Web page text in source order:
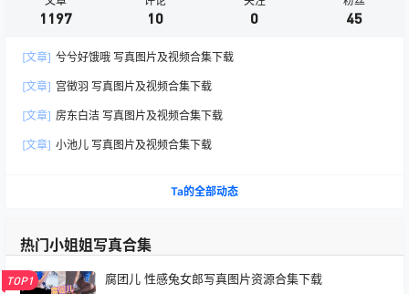
1197 10 0 45
[文章] 兮兮好饿哦 写真图片及视频合集下载
[文章] 宫徵羽 写真图片及视频合集下载
[文章] 房东白洁 写真图片及视频合集下载
[文章] 小池儿 写真图片及视频合集下载
Ta的全部动态
热门小姐姐写真合集
TOP1 腐团儿 性感兔女郎写真图片资源合集下载